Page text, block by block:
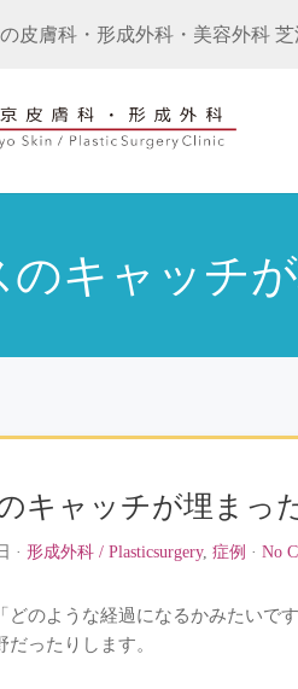
皮膚科・形成外科・美容外科
のキャッチ
キャッチが埋まっ
· 形成外科 / Plasticsurgery, 症例 · No
どのような経過になるかみたいで
だったりします。